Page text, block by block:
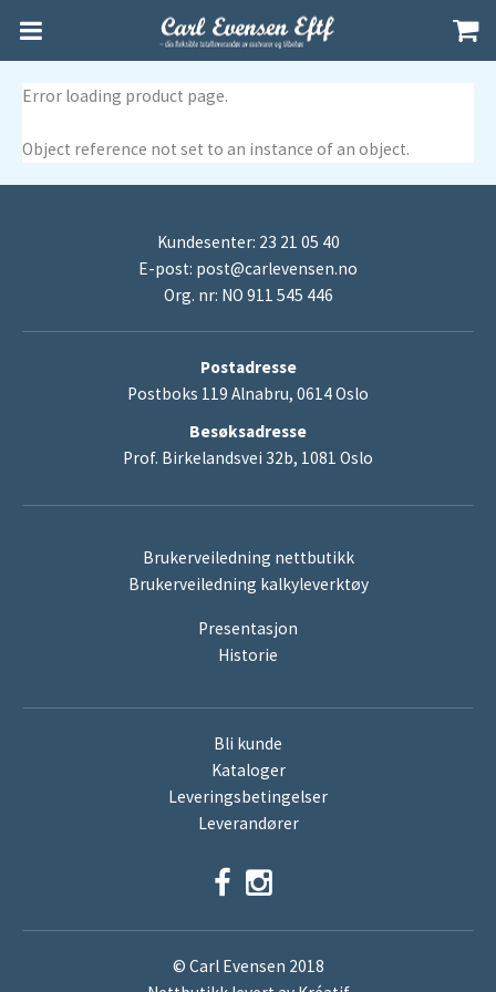
Error loading product page.
Object reference not set to an instance of an object.
Kundesenter: 23 21 05 40
E-post: post@carlevensen.no
Org. nr: NO 911 545 446
Postadresse
Postboks 119 Alnabru, 0614 Oslo
Besøksadresse
Prof. Birkelandsvei 32b, 1081 Oslo
Brukerveiledning nettbutikk
Brukerveiledning kalkyleverktøy
Presentasjon
Historie
Bli kunde
Kataloger
Leveringsbetingelser
Leverandører
© Carl Evensen 2018